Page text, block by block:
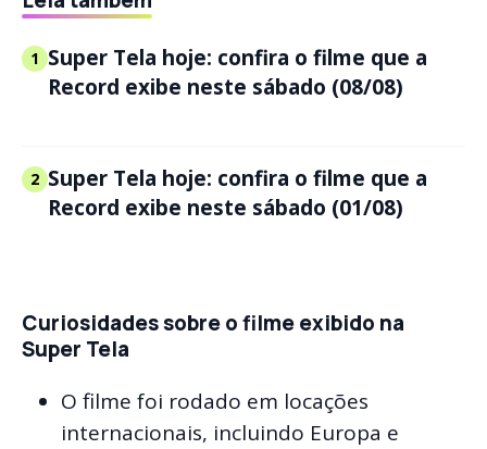
1 Super Tela hoje: confira o filme que a
Record exibe neste sábado (08/08)
2 Super Tela hoje: confira o filme que a
Record exibe neste sábado (01/08)
Curiosidades sobre o filme exibido na
Super Tela
O filme foi rodado em locações
internacionais, incluindo Europa e